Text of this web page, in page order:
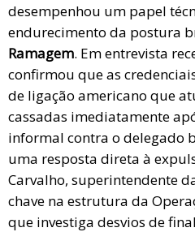
desempenhou um papel
endurecimento da postura
Ramagem. Em entrevista
confirmou que as
de ligação americano que
cassadas imediatamente
informal contra o delegado
uma resposta direta à
Carvalho, superintendente
chave na estrutura da
que investiga desvios de